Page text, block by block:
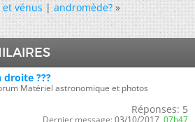
vénus|andromède? »
droite ???
Matériel astronomique et photos
Réponses: 5
Dernier message: 03/10/2017, 07h47